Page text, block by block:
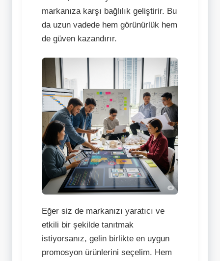
markanıza karşı bağlılık geliştirir. Bu
da uzun vadede hem görünürlük hem
de güven kazandırır.
Eğer siz de markanızı yaratıcı ve
etkili bir şekilde tanıtmak
istiyorsanız, gelin birlikte en uygun
promosyon ürünlerini seçelim. Hem